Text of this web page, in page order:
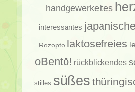
handgewerkeltes
interessantes
Rezepte laktosefreies
oBentō! rückblickendes
stilles süßes